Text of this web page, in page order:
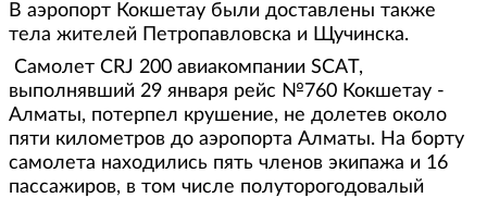
В аэропорт Кокшетау были доставлены также
тела жителей Петропавловска и Щучинска.
Самолет CRJ 200 авиакомпании SCAT,
выполнявший 29 января рейс №760 Кокшетау -
Алматы, потерпел крушение, не долетев около
пяти километров до аэропорта Алматы. На борту
самолета находились пять членов экипажа и 16
пассажиров, в том числе полуторогодовалый